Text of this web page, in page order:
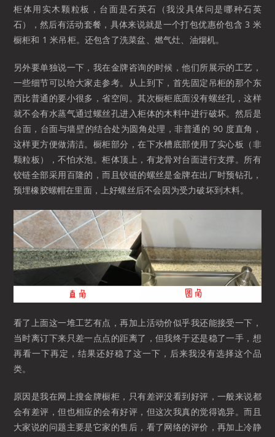
柜体用实木颗粒板，台面是石英石（我没具体问是哪种石英
石），然后有活动套餐，具体来说就是一个打包优惠价包含 3 米
橱柜和 1 米吊柜。还包含了洗菜盆、燃气灶、油烟机。
另外要单独说一下，我在金牌咨询的时候，他们所展示的工艺，
一些细节可以给大家走参考。从上到下，首先固定吊柜的那个东
西比普通的要小很多，省空间。其次橱柜底面没有螺丝孔，这样
就不会有水蒸气通过螺丝孔进入柜体的木料中进行破坏。然后是
台面，台面与墙壁的结合处为圆角处理，非普通的 90 度直角，
这样更方便做清洁。橱柜部分，在下水槽底部使用了实心板（非
颗粒板），不怕水泡。柜体顶上，有龙骨对台面进行支撑。所有
铰链全部采用百隆的，而且铰链的螺丝是金牌在出厂时预钻孔，
预埋橡胶螺帽在里面，上好螺丝后不会因为受力破坏到木料。
看了上面这一堆工艺有点，再加上活动价似乎我还能接受一下，
当时离订下来只差一点点的距离了，但我终于还是稳了一手，想
再看一下再定，结果还好稳了这一下，后来我没有选择这个品
类。
原因是我在网上搜金牌橱柜，只有差评没看到好评，一般来说都
会有差评，但也相应的会有好评，但这次我真的觉得诡异。而且
大家说的问题主要是它家的售后，看了网络的评价，再加上冷静